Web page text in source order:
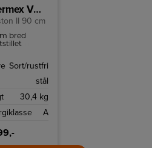
Thermex Væghængt emhætte
II 90 cm
bred
stål
Sort/rustfri
stål
30,4 kg
A